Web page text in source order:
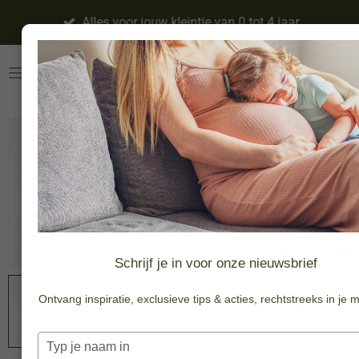
Schrijf je in voor onze nieuwsbrief
Ontvang inspiratie, exclusieve tips & acties, rechtstreeks in je
Typ
direct
de
hoofdinhoud
Alles voor jouw kleintje van 0 tot 4 jaar
Zeepje wit
€ 3,40
In